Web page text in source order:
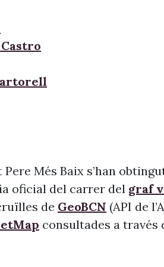
Més Baix s’han
oficial del carrer del graf
de GeoBCN (API de
consultades a través